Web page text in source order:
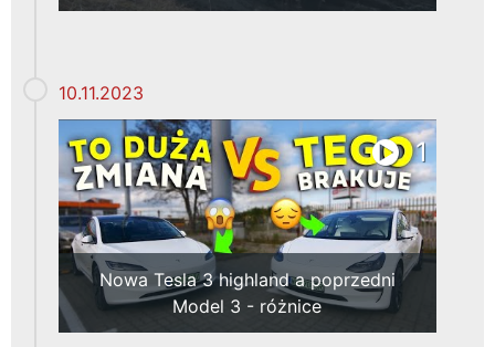
10.11.2023
Nowa Tesla 3 highland a poprzedni
Model 3 - różnice
1